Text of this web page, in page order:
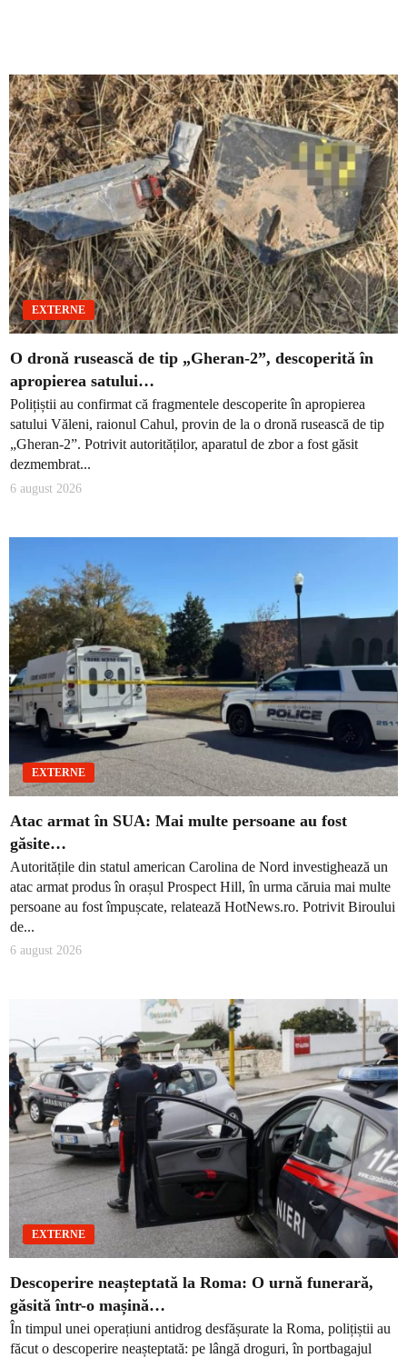
EXTERNE
O dronă rusească de tip „Gheran-2”, descoperită în
apropierea satului…
Polițiștii au confirmat că fragmentele descoperite în apropierea
satului Văleni, raionul Cahul, provin de la o dronă rusească de tip
„Gheran-2”. Potrivit autorităților, aparatul de zbor a fost găsit
dezmembrat...
6 august 2026
EXTERNE
Atac armat în SUA: Mai multe persoane au fost
găsite…
Autoritățile din statul american Carolina de Nord investighează un
atac armat produs în orașul Prospect Hill, în urma căruia mai multe
persoane au fost împușcate, relatează HotNews.ro. Potrivit Biroului
de...
6 august 2026
EXTERNE
Descoperire neașteptată la Roma: O urnă funerară,
găsită într-o mașină…
În timpul unei operațiuni antidrog desfășurate la Roma, polițiștii au
făcut o descoperire neașteptată: pe lângă droguri, în portbagajul